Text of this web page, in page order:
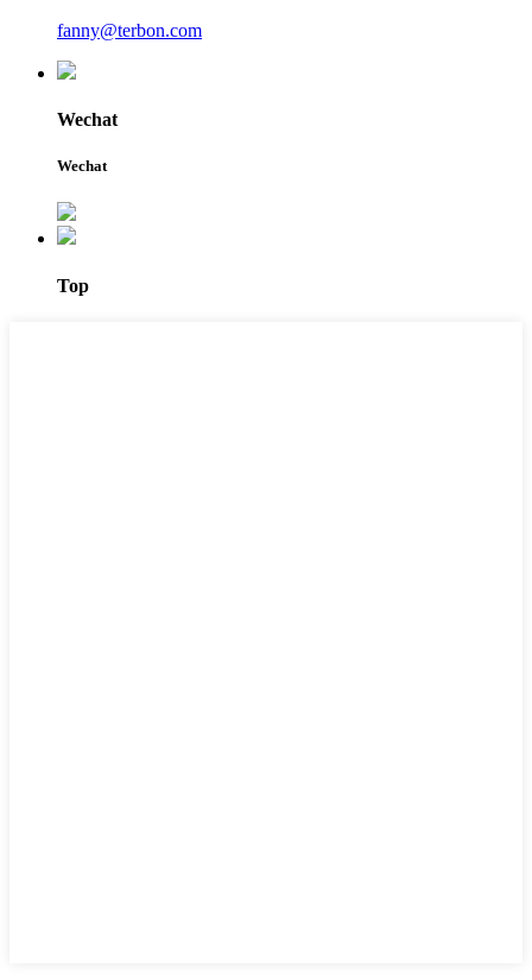
fanny@terbon.com
Wechat
Wechat
Top